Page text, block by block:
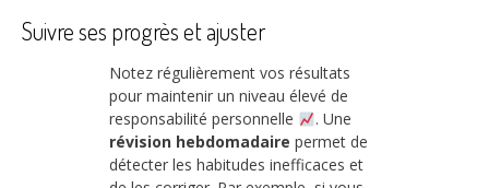
Suivre ses progrès et ajuster
Notez régulièrement vos résultats
pour maintenir un niveau élevé de
responsabilité personnelle
. Une
révision hebdomadaire permet de
détecter les habitudes inefficaces et